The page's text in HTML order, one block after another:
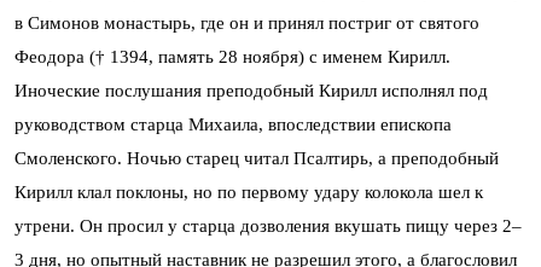
в Симонов монастырь, где он и принял постриг от святого
Феодора († 1394, память 28 ноября) с именем Кирилл.
Иноческие послушания преподобный Кирилл исполнял под
руководством старца Михаила, впоследствии епископа
Смоленского. Ночью старец читал Псалтирь, а преподобный
Кирилл клал поклоны, но по первому удару колокола шел к
утрени. Он просил у старца дозволения вкушать пищу через 2–
3 дня, но опытный наставник не разрешил этого, а благословил